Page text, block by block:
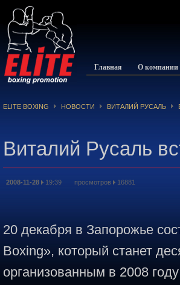
Главная О компании
ELITE BOXING НОВОСТИ ВИТАЛИЙ РУСАЛЬ
Виталий Русаль
2008-11-28 19:39 просмотров 16881
20 декабря в Запорожье
Boxing», который станет
организованным в 2008